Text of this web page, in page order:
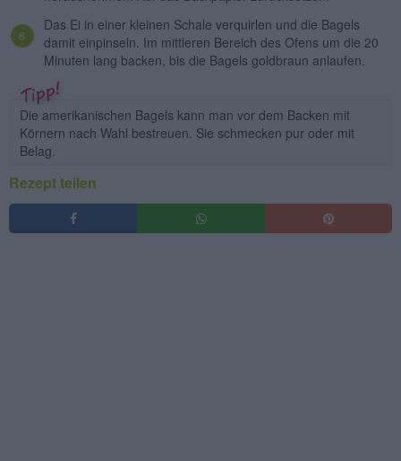
Das Ei in einer kleinen Schale verquirlen und die Bagels
damit einpinseln. Im mittleren Bereich des Ofens um die 20
Minuten lang backen, bis die Bagels goldbraun anlaufen.
Die amerikanischen Bagels kann man vor dem Backen mit
Körnern nach Wahl bestreuen. Sie schmecken pur oder mit
Belag.
Rezept teilen